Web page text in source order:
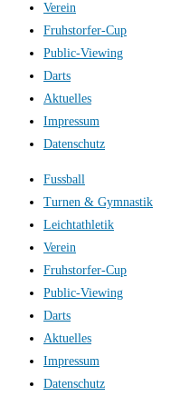
Verein
Fruhstorfer-Cup
Public-Viewing
Darts
Aktuelles
Impressum
Datenschutz
Fussball
Turnen & Gymnastik
Leichtathletik
Verein
Fruhstorfer-Cup
Public-Viewing
Darts
Aktuelles
Impressum
Datenschutz